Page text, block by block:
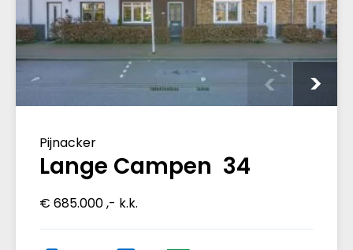
Pijnacker
Lange Campen 34
€ 685.000 ,- k.k.